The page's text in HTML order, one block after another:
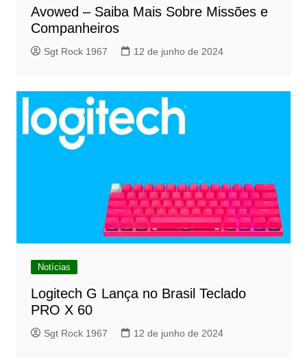
Avowed – Saiba Mais Sobre Missões e
Companheiros
Sgt Rock 1967 12 de junho de 2024
Notícias
Logitech G Lança no Brasil Teclado
PRO X 60
Sgt Rock 1967 12 de junho de 2024